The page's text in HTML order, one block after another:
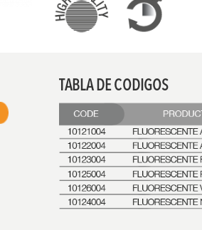
TABLA DE CODIGOS